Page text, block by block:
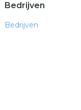
Bedrijven
Bedrijven